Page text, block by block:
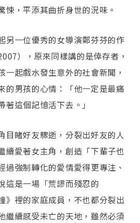
悚，平添其曲折身世的況味。
另一位優秀的女導演鄭芬芬的作
），原來同樣講的是倖存者，
一起戲水發生意外的社會新聞，
的男孩的心情：「他一定是最痛
這個記憶活下去。」
目睹好友驟逝，分裂出好友的人
續愛著女主角，創造「下輩子也
過強制轉化的愛情愛得更專注、
這是一場「荒謬而殘忍的
》裡的家庭成員，不也都分裂出
繼續感受未亡的天地，雖然必須